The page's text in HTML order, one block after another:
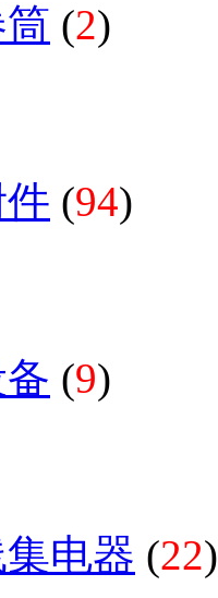
(2)
(94)
(9)
电器 (22)